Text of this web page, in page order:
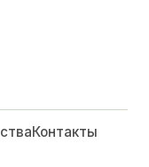
Контакты